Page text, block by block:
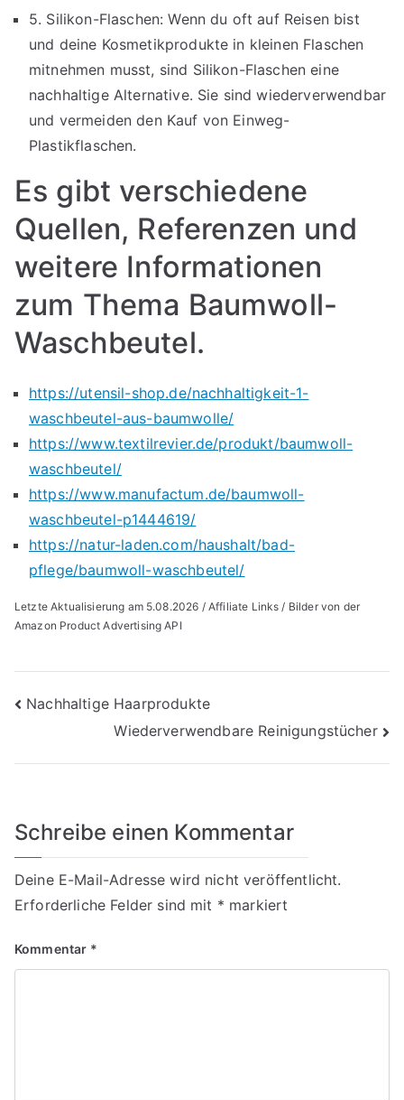
5. Silikon-Flaschen: Wenn du oft auf Reisen bist
und deine Kosmetikprodukte in kleinen Flaschen
mitnehmen musst, sind Silikon-Flaschen eine
nachhaltige Alternative. Sie sind wiederverwendbar
und vermeiden den Kauf von Einweg-
Plastikflaschen.
Es gibt verschiedene
Quellen, Referenzen und
weitere Informationen
zum Thema Baumwoll-
Waschbeutel.
https://utensil-shop.de/nachhaltigkeit-1-
waschbeutel-aus-baumwolle/
https://www.textilrevier.de/produkt/baumwoll-
waschbeutel/
https://www.manufactum.de/baumwoll-
waschbeutel-p1444619/
https://natur-laden.com/haushalt/bad-
pflege/baumwoll-waschbeutel/
Letzte Aktualisierung am 5.08.2026 / Affiliate Links / Bilder von der
Amazon Product Advertising API
Beitragsnavigation
Nachhaltige Haarprodukte
Wiederverwendbare Reinigungstücher
Schreibe einen Kommentar
Deine E-Mail-Adresse wird nicht veröffentlicht.
Erforderliche Felder sind mit * markiert
Kommentar *